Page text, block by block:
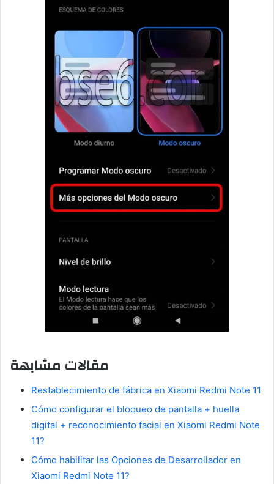
مقالات مشابهة
Restablecimiento de fábrica en Xiaomi Redmi Note 11
Cómo configurar el bloqueo de pantalla + huella
digital + reconocimiento facial en Xiaomi Redmi Note
11?
Cómo habilitar las Opciones de Desarrollador en
Xiaomi Redmi Note 11?